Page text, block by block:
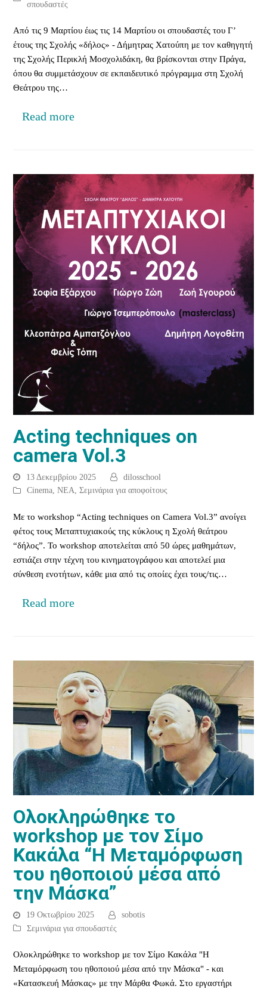
σπουδαστές
Από τις 9 Μαρτίου έως τις 14 Μαρτίου οι σπουδαστές του Γ’
έτους της Σχολής «δήλος» - Δήμητρας Χατούπη με τον καθηγητή
της Σχολής Περικλή Μοσχολιδάκη, θα βρίσκονται στην Πράγα,
όπου θα συμμετάσχουν σε εκπαιδευτικό πρόγραμμα στη Σχολή
Θεάτρου της…
Read more
Acting techniques on
camera Vol.3
13 Δεκεμβρίου 2025
dilosschool
Cinema,ΝΕΑ,Σεμινάρια για αποφοίτους
Με το workshop “Acting techniques on Camera Vol.3” ανοίγει
φέτος τους Μεταπτυχιακούς της κύκλους η Σχολή θεάτρου
“δήλος”. Το workshop αποτελείται από 50 ώρες μαθημάτων,
εστιάζει στην τέχνη του κινηματογράφου και αποτελεί μια
σύνθεση ενοτήτων, κάθε μια από τις οποίες έχει τους/τις…
Read more
Ολοκληρώθηκε το
workshop με τον Σίμο
Κακάλα “Η Μεταμόρφωση
του ηθοποιού μέσα από
την Μάσκα”
19 Οκτωβρίου 2025
sobotis
Σεμινάρια για σπουδαστές
Ολοκληρώθηκε το workshop με τον Σίμο Κακάλα "Η
Μεταμόρφωση του ηθοποιού μέσα από την Μάσκα" - και
«Κατασκευή Μάσκας» με την Μάρθα Φωκά. Στο εργαστήρι